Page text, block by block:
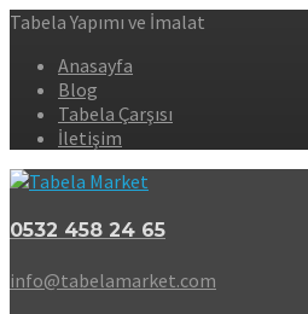
Tabela Yapımı ve İmalat
Anasayfa
Blog
Tabela Çarşısı
İletişim
0532 458 24 65
info@tabelamarket.com